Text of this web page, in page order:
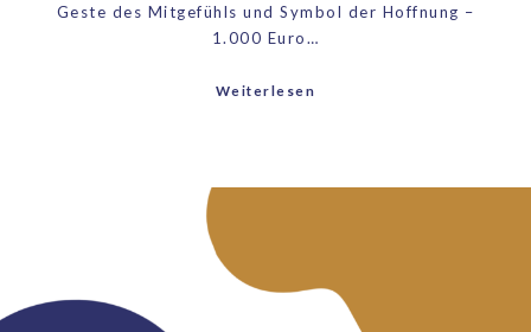
Geste des Mitgefühls und Symbol der Hoffnung –
1.000 Euro…
Weiterlesen